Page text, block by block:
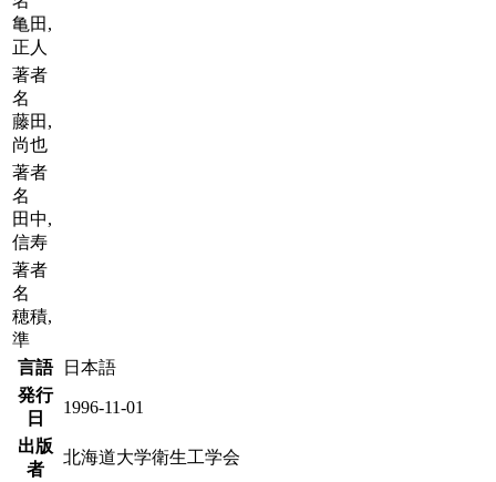
亀田,
正人
著者
名
藤田,
尚也
著者
名
田中,
信寿
著者
名
穂積,
準
言語
日本語
発行
日
1996-11-01
出版
者
北海道大学衛生工学会